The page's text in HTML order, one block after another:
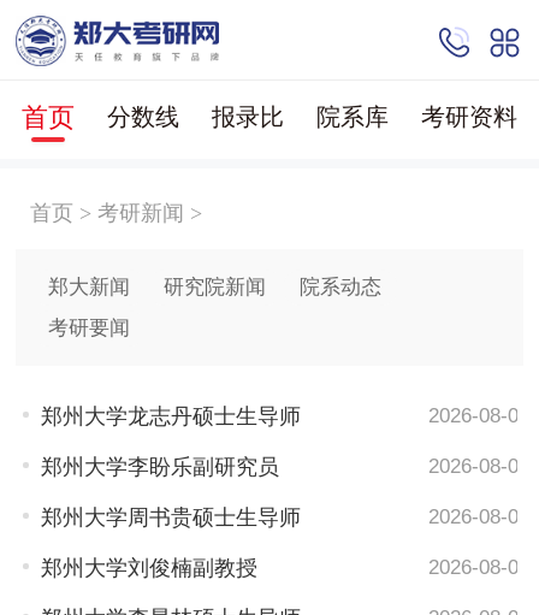
首页 分数线 报录比 院系库 考研资料
首页 > 考研新闻 >
郑大新闻 研究院新闻
院系动态
考研要闻
郑州大学龙志丹硕士生导师 2026-08-04
郑州大学李盼乐副研究员 2026-08-04
郑州大学周书贵硕士生导师 2026-08-04
郑州大学刘俊楠副教授 2026-08-04